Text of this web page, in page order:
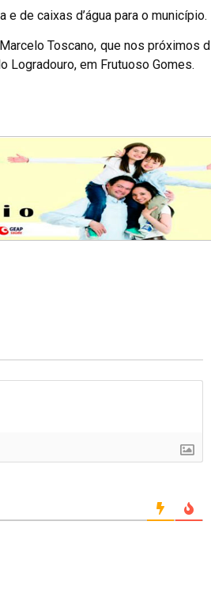
de caixas d’água para o município.
Toscano, que nos próximos
Logradouro, em Frutuoso Gomes.